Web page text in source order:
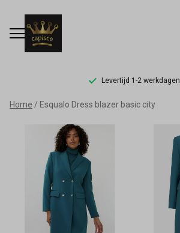
Levertijd 1-2 werkdagen
Esqualo
Dress
blazer
basic
Home Esqualo Dress blazer basic city